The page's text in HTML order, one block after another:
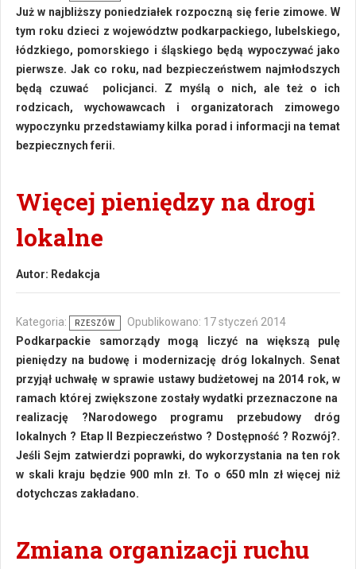
Już w najbliższy poniedziałek rozpoczną się ferie zimowe. W
tym roku dzieci z województw podkarpackiego, lubelskiego,
łódzkiego, pomorskiego i śląskiego będą wypoczywać jako
pierwsze. Jak co roku, nad bezpieczeństwem najmłodszych
będą czuwać policjanci. Z myślą o nich, ale też o ich
rodzicach, wychowawcach i organizatorach zimowego
wypoczynku przedstawiamy kilka porad i informacji na temat
bezpiecznych ferii.
Więcej pieniędzy na drogi
lokalne
Autor: Redakcja
Kategoria: RZESZÓW
Opublikowano: 17 styczeń 2014
Podkarpackie samorządy mogą liczyć na większą pulę
pieniędzy na budowę i modernizację dróg lokalnych. Senat
przyjął uchwałę w sprawie ustawy budżetowej na 2014 rok, w
ramach której zwiększone zostały wydatki przeznaczone na
realizację ?Narodowego programu przebudowy dróg
lokalnych ? Etap II Bezpieczeństwo ? Dostępność ? Rozwój?.
Jeśli Sejm zatwierdzi poprawki, do wykorzystania na ten rok
w skali kraju będzie 900 mln zł. To o 650 mln zł więcej niż
dotychczas zakładano.
Zmiana organizacji ruchu